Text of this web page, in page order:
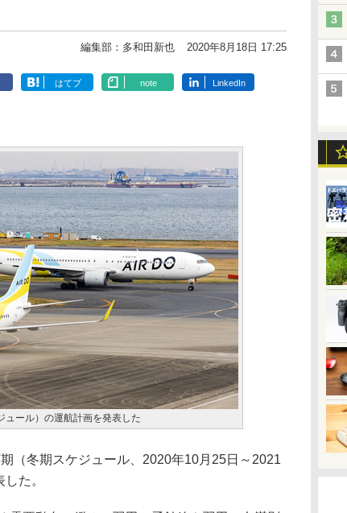
編集部：多和田新也 2020年8月18日 17:25
はてブ note LinkedIn
ュール）の運航計画を発表した
（冬期スケジュール、2020年10月25日～2021
た。